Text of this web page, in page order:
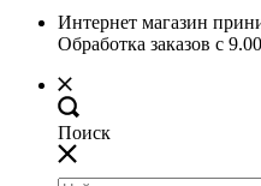
Интернет магазин
Обработка заказов с
Поиск